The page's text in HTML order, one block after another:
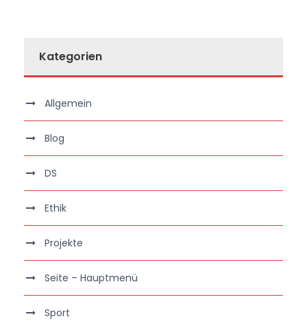
Kategorien
Allgemein
Blog
DS
Ethik
Projekte
Seite – Hauptmenü
Sport